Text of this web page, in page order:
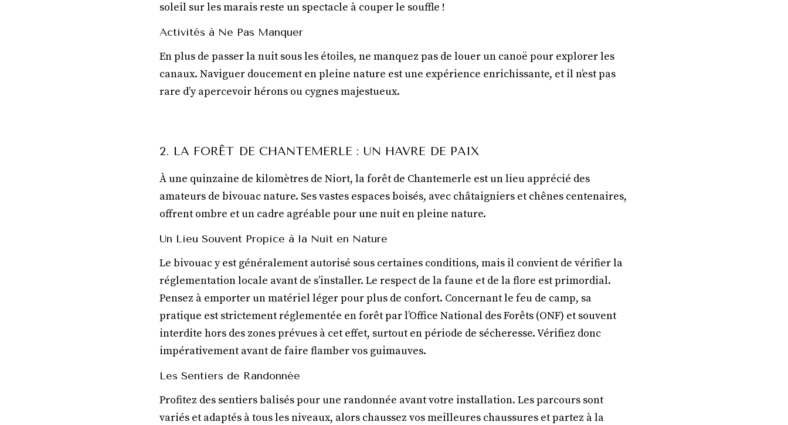
soleil sur les marais reste un spectacle à couper le souffle !
Activités à Ne Pas Manquer
En plus de passer la nuit sous les étoiles, ne manquez pas de louer un canoë pour explorer les
canaux. Naviguer doucement en pleine nature est une expérience enrichissante, et il n’est pas
rare d’y apercevoir hérons ou cygnes majestueux.
2. LA FORÊT DE CHANTEMERLE : UN HAVRE DE PAIX
À une quinzaine de kilomètres de Niort, la forêt de Chantemerle est un lieu apprécié des
amateurs de bivouac nature. Ses vastes espaces boisés, avec châtaigniers et chênes centenaires,
offrent ombre et un cadre agréable pour une nuit en pleine nature.
Un Lieu Souvent Propice à la Nuit en Nature
Le bivouac y est généralement autorisé sous certaines conditions, mais il convient de vérifier la
réglementation locale avant de s’installer. Le respect de la faune et de la flore est primordial.
Pensez à emporter un matériel léger pour plus de confort. Concernant le feu de camp, sa
pratique est strictement réglementée en forêt par l’Office National des Forêts (ONF) et souvent
interdite hors des zones prévues à cet effet, surtout en période de sécheresse. Vérifiez donc
impérativement avant de faire flamber vos guimauves.
Les Sentiers de Randonnée
Profitez des sentiers balisés pour une randonnée avant votre installation. Les parcours sont
variés et adaptés à tous les niveaux, alors chaussez vos meilleures chaussures et partez à la